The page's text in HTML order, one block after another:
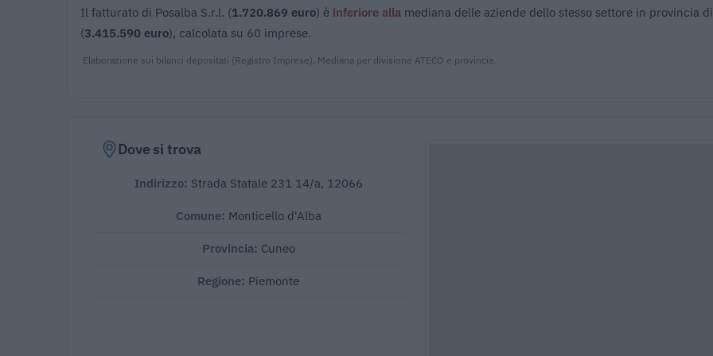
Il fatturato di Posalba S.r.l. (1.720.869 euro) è inferiore alla mediana delle aziende dello stesso settore in provincia
(3.415.590 euro), calcolata su 60 imprese.
Elaborazione sui bilanci depositati (Registro Imprese). Mediana per divisione ATECO e provincia.
Dove si trova
Indirizzo: Strada Statale 231 14/a, 12066
Comune: Monticello d'Alba
Provincia: Cuneo
Regione: Piemonte